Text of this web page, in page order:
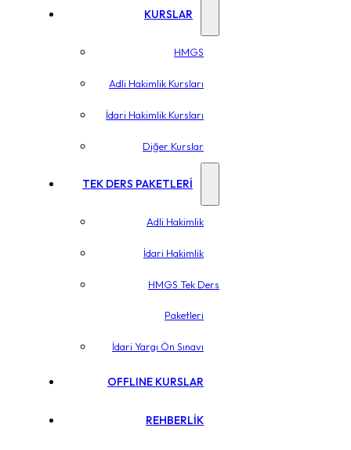
KURSLAR
HMGS
Adli Hakimlik Kursları
İdari Hakimlik Kursları
Diğer Kurslar
TEK DERS PAKETLERİ
Adli Hakimlik
İdari Hakimlik
HMGS Tek Ders
Paketleri
İdari Yargı Ön Sınavı
OFFLINE KURSLAR
REHBERLİK